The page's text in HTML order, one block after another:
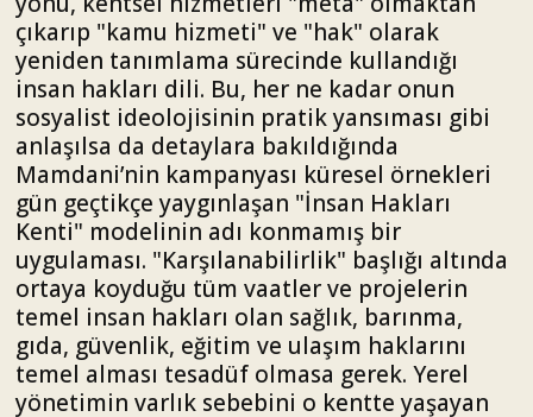
çıkarıp "kamu hizmeti" ve "hak" olarak
yeniden tanımlama sürecinde kullandığı
insan hakları dili. Bu, her ne kadar onun
sosyalist ideolojisinin pratik yansıması gibi
anlaşılsa da detaylara bakıldığında
Mamdani’nin kampanyası küresel örnekleri
gün geçtikçe yaygınlaşan "İnsan Hakları
Kenti" modelinin adı konmamış bir
uygulaması. "Karşılanabilirlik" başlığı altında
ortaya koyduğu tüm vaatler ve projelerin
temel insan hakları olan sağlık, barınma,
gıda, güvenlik, eğitim ve ulaşım haklarını
temel alması tesadüf olmasa gerek. Yerel
yönetimin varlık sebebini o kentte yaşayan